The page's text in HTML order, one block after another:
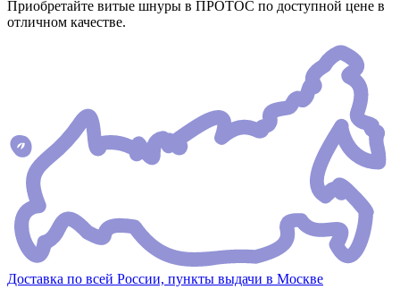
Приобретайте витые шнуры в ПРОТОС по доступной цене в
отличном качестве.
Доставка по всей России, пункты выдачи в Москве